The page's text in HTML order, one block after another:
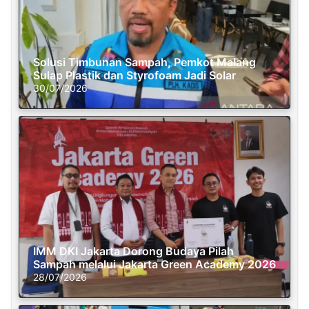
Solusi Timbunan Sampah, Pemkot Malang
Sulap Plastik dan Styrofoam Jadi Solar
30/07/2026
IMM DKI Jakarta Dorong Budaya Pilah
Sampah melalui Jakarta Green Academy 2026
28/07/2026